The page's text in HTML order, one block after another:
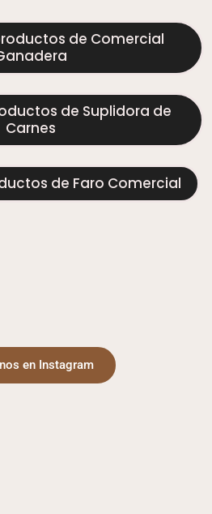
de Comercial
de Suplidora de
Carnes
de Faro Comercial
en Instagram